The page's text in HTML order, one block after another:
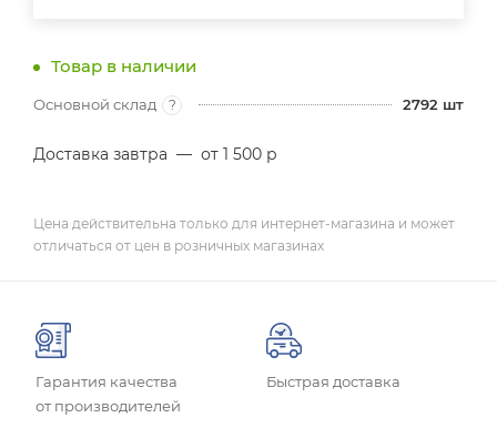
Товар в наличии
Основной склад ? 2792 шт
Доставка завтра — от 1 500 р
Цена действительна только для интернет-магазина и может
отличаться от цен в розничных магазинах
Гарантия качества
от производителей
Быстрая доставка